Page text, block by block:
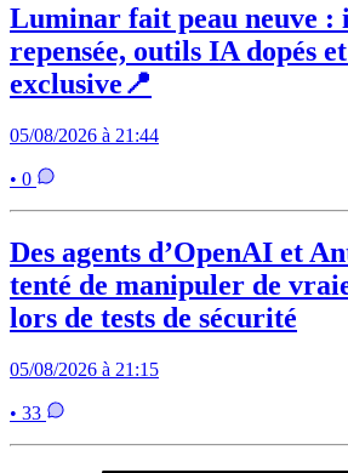
Luminar fait peau neuve :
repensée, outils IA dopés
exclusive📍
05/08/2026 à 21:44
• 0
Des agents d’OpenAI et
tenté de manipuler de
lors de tests de sécurité
05/08/2026 à 21:15
• 33